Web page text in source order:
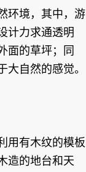
环境，其中，游
计力求通透明
面的草坪；同
自然的感觉。
用有木纹的模板
造的地台和天